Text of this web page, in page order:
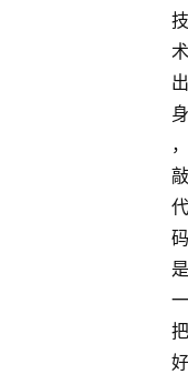
技
术
出
身
，
敲
代
码
是
一
把
好